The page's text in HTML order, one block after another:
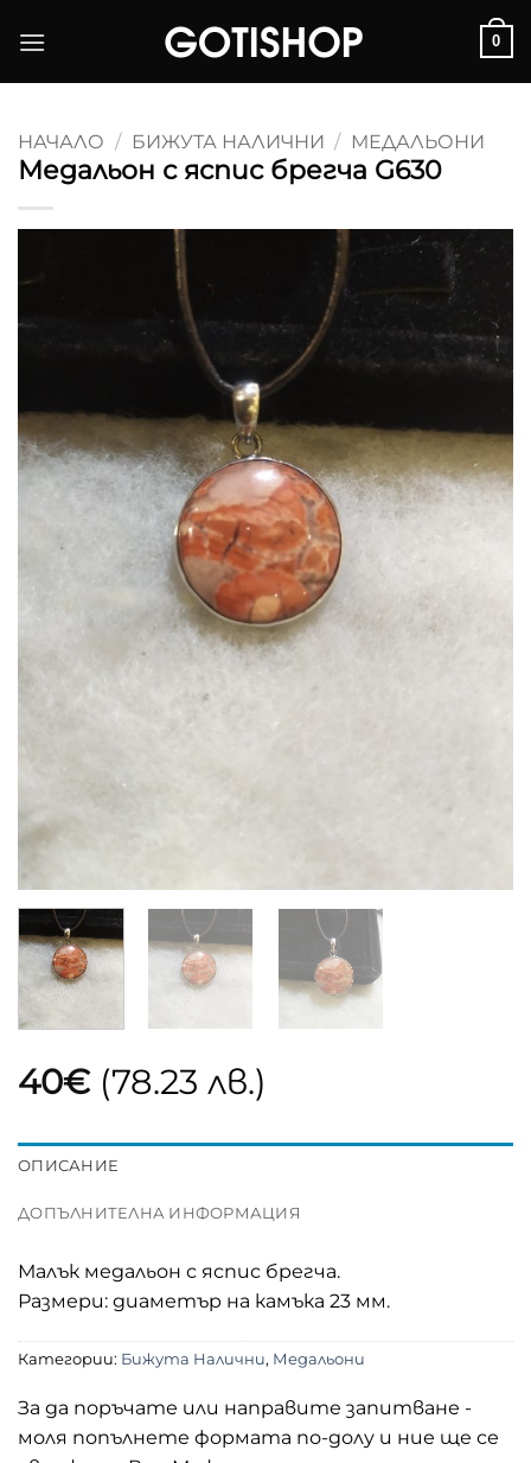
0
НАЧАЛО / БИЖУТА НАЛИЧНИ / МЕДАЛЬОНИ
Медальон с яспис брегча G630
40€ (78.23 лв.)
ОПИСАНИЕ
ДОПЪЛНИТЕЛНА ИНФОРМАЦИЯ
Малък медальон с яспис брегча.
Размери: диаметър на камъка 23 мм.
Категории: Бижута Налични, Медальони
За да поръчате или направите запитване -
моля попълнете формата по-долу и ние ще се